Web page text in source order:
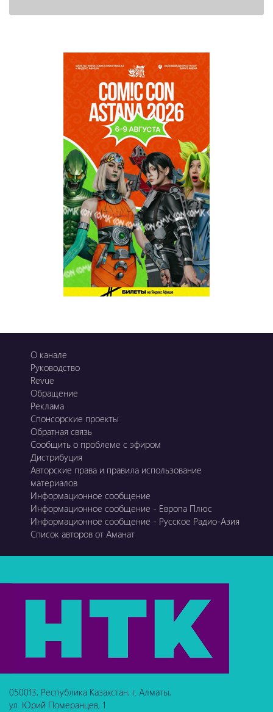
О канале
Руководство
Revue
Обращение
Реклама
Спонсорские проекты
Обратная связь
Сообщить о проблеме с эфиром
Дистрибуция
Авторские права и правила использование
материалов
Информационное сообщение
Информационное сообщение - Европа Плюс
Информационное сообщение - Русское Радио-Азия
Список авторов от Аманат
050013, Республика Казахстан, г. Алматы,
ул. Юрий Померанцев, 1